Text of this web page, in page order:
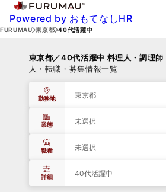
Powered by おもてなしHR
FURUMAU 東京都 40代活躍中
東京都／40代活躍中 料理人・調理師
人・転職・募集情報一覧
勤務地 東京都
業態 未選択
職種 未選択
詳細 40代活躍中